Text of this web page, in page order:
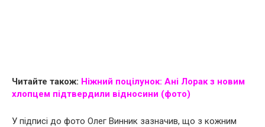
Читайте також: Ніжний поцілунок: Ані Лорак з новим
хлопцем підтвердили відносини (фото)
У підписі до фото Олег Винник зазначив, що з кожним